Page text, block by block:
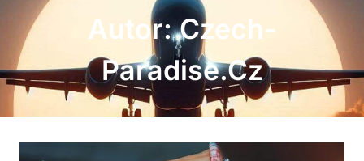
Autor: Czech-
Paradise.cz